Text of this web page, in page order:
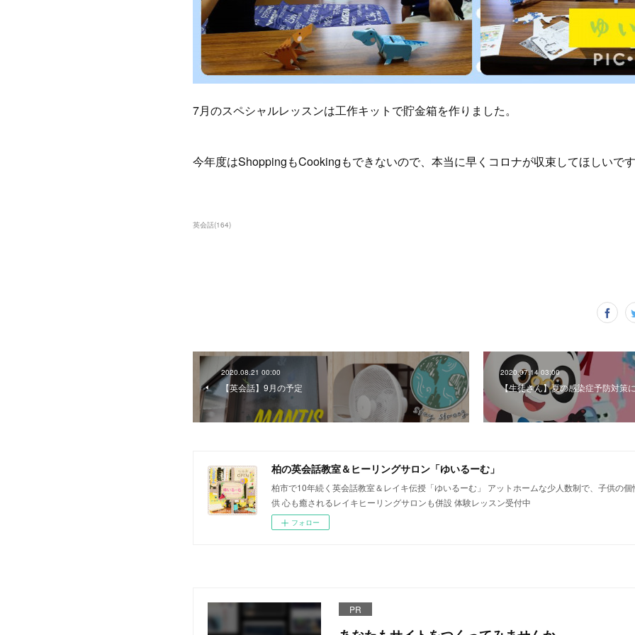
7月のスペシャルレッスンは工作キットで貯金箱を作りました。
今年度はShoppingもCookingもできないので、本当に早くコロナが収束してほしいで
英会話(164)
2020.08.21 00:00
【英会話】9月の予定
2020.07.14 03:00
【生徒さん】夏の感染症予防対策
柏の英会話教室＆ヒーリングサロン「ゆいるーむ」
柏市で10年続く英会話教室＆レイキ伝授「ゆいるーむ」 アットホームな少人数制で、子供の
供 心も癒されるレイキヒーリングサロンも併設 体験レッスン受付中
フォロー
PR